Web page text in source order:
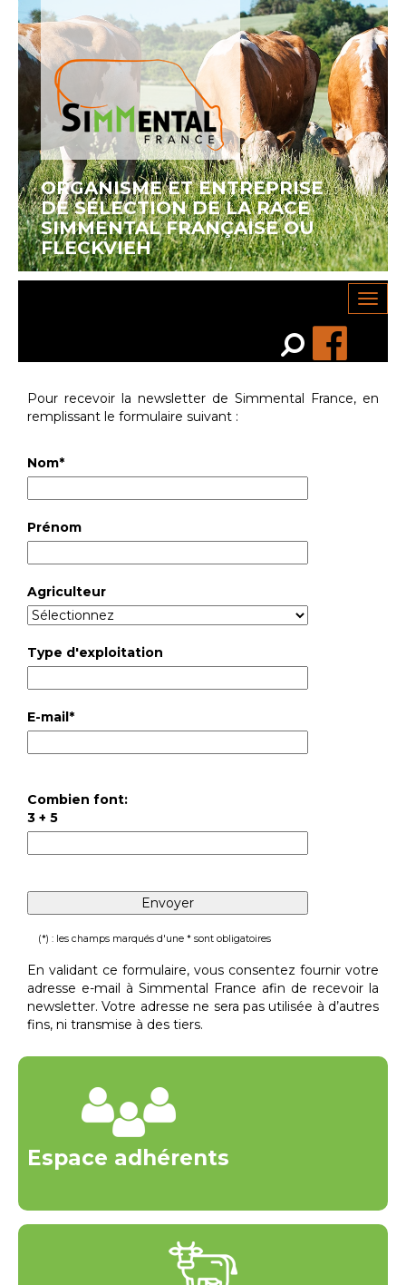
ORGANISME ET ENTREPRISE
DE SÉLECTION DE LA RACE
SIMMENTAL FRANÇAISE OU
FLECKVIEH
Recherche…
Rechercher
Pour recevoir la newsletter de Simmental France, en
remplissant le formulaire suivant :
Nom*
Prénom
Agriculteur
Type d'exploitation
E-mail*
Combien font:
3 + 5
(*) : les champs marqués d'une * sont obligatoires
En validant ce formulaire, vous consentez fournir votre
adresse e-mail à Simmental France afin de recevoir la
newsletter. Votre adresse ne sera pas utilisée à d’autres
fins, ni transmise à des tiers.
Espace adhérents